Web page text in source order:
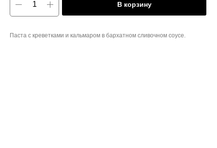
В корзину
Паста с креветками и кальмаром в бархатном сливочном соусе.